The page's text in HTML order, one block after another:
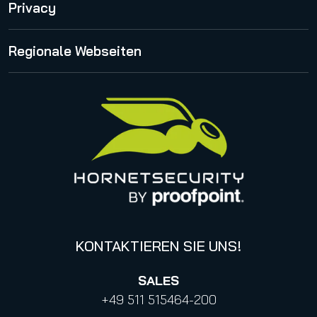
Security Lab Insights
International
Karriere
Online Events & Webinare
Privacy
Proofpoint Statement zum CLOUD Act
Impressum
Datenschutzhinweise für Bewerbungen
Regionale Webseiten
KONTAKTIEREN SIE UNS!
SALES
+49 511 515464-200